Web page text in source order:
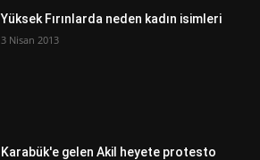
Yüksek Fırınlarda neden kadın isimleri
3 Nisan 2013
Karabük'e gelen Akil heyete protesto